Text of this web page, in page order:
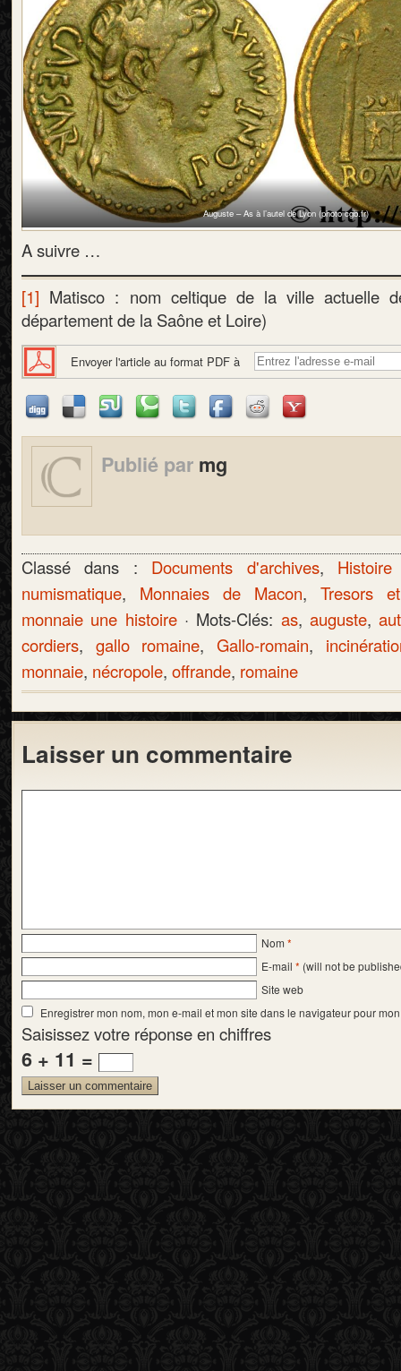
Auguste – As à l’autel de Lyon (photo cgb.fr)
A suivre …
[1] Matisco : nom celtique de la ville actuelle
département de la Saône et Loire)
Envoyer l'article au format PDF à
Publié par mg
Classé dans : Documents d'archives,
numismatique, Monnaies de Macon, Tresors
monnaie une histoire· Mots-Clés: as, auguste,
cordiers, gallo romaine,Gallo-romain,
monnaie, nécropole, offrande, romaine
Laisser un commentaire
Nom *
E-mail * (will not be
Site web
Enregistrer mon nom, mon e-mail et mon site dans le navigateur pour
Saisissez votre réponse en chiffres
6 + 11 =